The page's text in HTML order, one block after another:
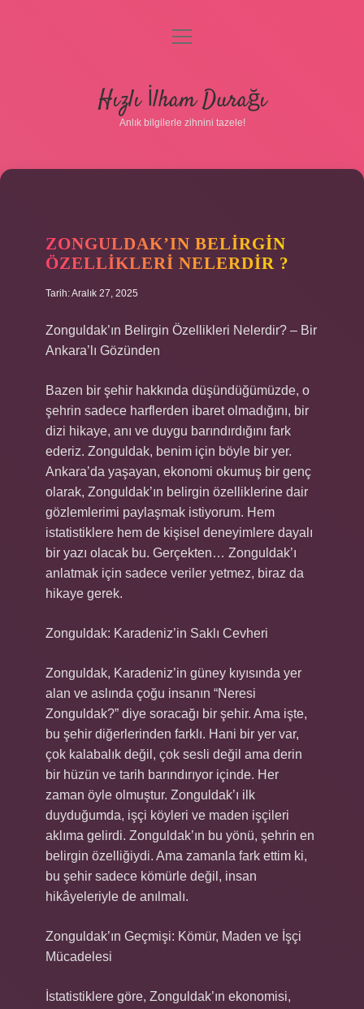
Gizlilik Politikası
Hakkımızda
menüyü
Hızlı İlham Durağı
Anlık bilgilerle zihnini tazele!
ZONGULDAK’IN BELIRGIN
ÖZELLIKLERI NELERDIR ?
Tarih: Aralık 27, 2025
Zonguldak’ın Belirgin Özellikleri Nelerdir? – Bir
Ankara’lı Gözünden
Bazen bir şehir hakkında düşündüğümüzde, o
şehrin sadece harflerden ibaret olmadığını, bir
dizi hikaye, anı ve duygu barındırdığını fark
ederiz. Zonguldak, benim için böyle bir yer.
Ankara’da yaşayan, ekonomi okumuş bir genç
olarak, Zonguldak’ın belirgin özelliklerine dair
gözlemlerimi paylaşmak istiyorum. Hem
istatistiklere hem de kişisel deneyimlere dayalı
bir yazı olacak bu. Gerçekten… Zonguldak’ı
anlatmak için sadece veriler yetmez, biraz da
hikaye gerek.
Zonguldak: Karadeniz’in Saklı Cevheri
Zonguldak, Karadeniz’in güney kıyısında yer
alan ve aslında çoğu insanın “Neresi
Zonguldak?” diye soracağı bir şehir. Ama işte,
bu şehir diğerlerinden farklı. Hani bir yer var,
çok kalabalık değil, çok sesli değil ama derin
bir hüzün ve tarih barındırıyor içinde. Her
zaman öyle olmuştur. Zonguldak’ı ilk
duyduğumda, işçi köyleri ve maden işçileri
aklıma gelirdi. Zonguldak’ın bu yönü, şehrin en
belirgin özelliğiydi. Ama zamanla fark ettim ki,
bu şehir sadece kömürle değil, insan
hikâyeleriyle de anılmalı.
Zonguldak’ın Geçmişi: Kömür, Maden ve İşçi
Mücadelesi
İstatistiklere göre, Zonguldak’ın ekonomisi,